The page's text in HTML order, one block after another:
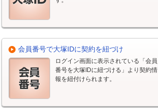
会員番号で大塚IDに契約を紐づけ
ログイン画面に表示されている「会員
番号を大塚IDに紐づける」より契約情
報を紐付けられます。